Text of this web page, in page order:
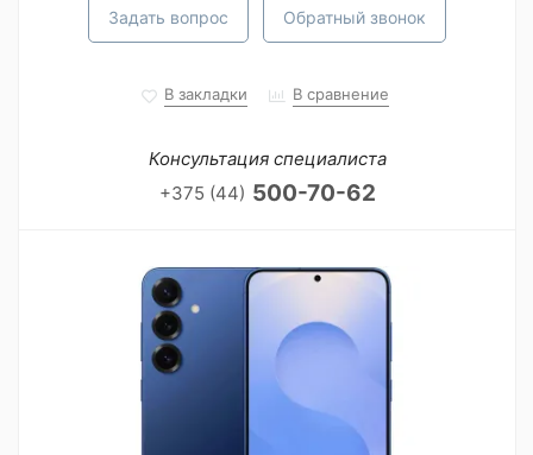
Задать вопрос Обратный звонок
В закладки В сравнение
Консультация специалиста
+375 (44) 500-70-62